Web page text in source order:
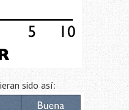
sido así: